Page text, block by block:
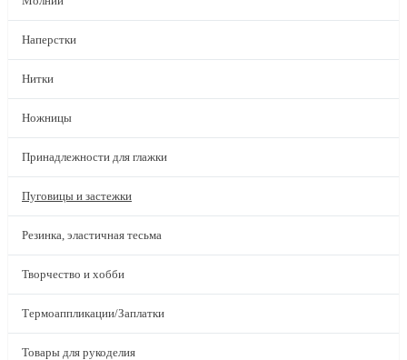
Наперстки
Нитки
Ножницы
Принадлежности для глажки
Пуговицы и застежки
Резинка, эластичная тесьма
Творчество и хобби
Термоаппликации/Заплатки
Товары для рукоделия